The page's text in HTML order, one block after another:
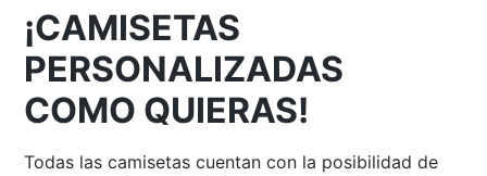
¡CAMISETAS
PERSONALIZADAS
COMO QUIERAS!
Todas las camisetas cuentan con la posibilidad de